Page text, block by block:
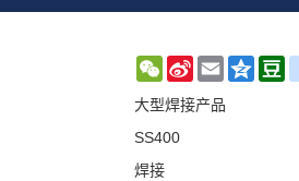
WeChat
Sina
Weibo
Email Qzone
大型焊接产品
SS400
焊接